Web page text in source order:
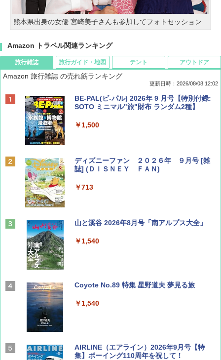
熊本県出身の女優 宮崎美子さんも参加してフォトセッション
Amazon トラベル関連ランキング
旅行雑誌
Amazon 旅行雑誌 の売れ筋ランキング
更新日時：2026/08/08 12:02
BE-PAL(ビ-パル) 2026年 9 月号【特別付録:
SOTO ミニマル"旅"財布 ランダム2種】
￥1,500
ディズニーファン ２０２６年 ９月号 [雑
誌] (ＤＩＳＮＥＹ ＦＡＮ)
￥713
山と溪谷 2026年8月号「南アルプス大全」
￥1,540
Coyote No.89 特集 星野道夫 夢見る旅
￥1,540
AIRLINE（エアライン）2026年9月号【特
集】ボーイング110周年を祝して！
旅行ガイド・地図 テント アウトドア